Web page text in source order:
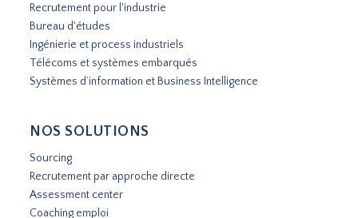
Recrutement pour l'industrie
Bureau d'études
Ingénierie et process industriels
Télécoms et systèmes embarqués
Systèmes d’information et Business Intelligence
NOS SOLUTIONS
Sourcing
Recrutement par approche directe
Assessment center
Coaching emploi